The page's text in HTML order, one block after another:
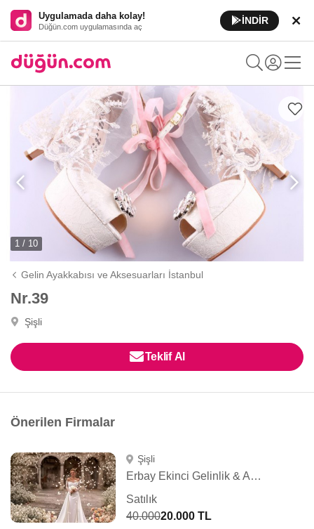
Uygulamada daha kolay!
Düğün.com uygulamasında aç
İNDİR
1 / 10
Gelin Ayakkabısı ve Aksesuarları İstanbul
Nr.39
Şişli
Teklif Al
Önerilen Firmalar
Şişli
Erbay Ekinci Gelinlik & Abiye
Satılık
40.00020.000 TL